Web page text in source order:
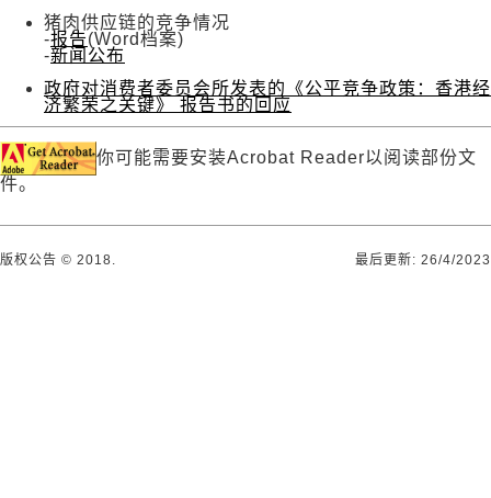
猪肉供应链的竞争情况
-报告(Word档案)
-新闻公布
政府对消费者委员会所发表的《公平竞争政策：香港经
济繁荣之关键》 报告书的回应
你可能需要安装Acrobat Reader以阅读部份文
件。
版权公告 © 2018. 最后更新: 26/4/2023